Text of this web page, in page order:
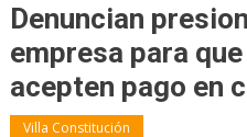
Denuncian
empresa para
acepten pago en
Villa Constitución